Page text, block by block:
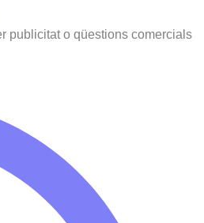
publicitat o qüestions comercials